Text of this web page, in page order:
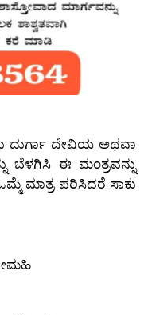
ದುರ್ಗಾ ದೇವಿಯ ಅಥವಾ
ಬೆಳಗಿಸಿ ಈ ಮಂತ್ರವನ್ನು
ಮಾತ್ರ ಪಠಿಸಿದರೆ ಸಾಕು